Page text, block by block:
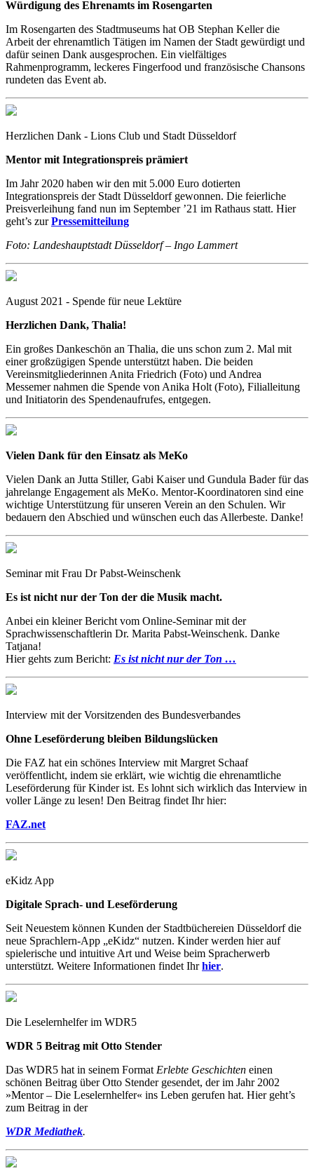
Würdigung des Ehrenamts im Rosengarten
Im Rosengarten des Stadtmuseums hat OB Stephan Keller die
Arbeit der ehrenamtlich Tätigen im Namen der Stadt gewürdigt und
dafür seinen Dank ausgesprochen. Ein vielfältiges
Rahmenprogramm, leckeres Fingerfood und französische Chansons
rundeten das Event ab.
Herzlichen Dank - Lions Club und Stadt Düsseldorf
Mentor mit Integrationspreis prämiert
Im Jahr 2020 haben wir den mit 5.000 Euro dotierten
Integrationspreis der Stadt Düsseldorf gewonnen. Die feierliche
Preisverleihung fand nun im September ’21 im Rathaus statt. Hier
geht’s zurPressemitteilung
Foto: Landeshauptstadt Düsseldorf – Ingo Lammert
August 2021 - Spende für neue Lektüre
Herzlichen Dank, Thalia!
Ein großes Dankeschön an Thalia, die uns schon zum 2. Mal mit
einer großzügigen Spende unterstützt haben. Die beiden
Vereinsmitgliederinnen Anita Friedrich (Foto) und Andrea
Messemer nahmen die Spende von Anika Holt (Foto), Filialleitung
und Initiatorin des Spendenaufrufes, entgegen.
Vielen Dank für den Einsatz als MeKo
Vielen Dank an Jutta Stiller, Gabi Kaiser und Gundula Bader für das
jahrelange Engagement als MeKo. Mentor-Koordinatoren sind eine
wichtige Unterstützung für unseren Verein an den Schulen. Wir
bedauern den Abschied und wünschen euch das Allerbeste. Danke!
Seminar mit Frau Dr Pabst-Weinschenk
Es ist nicht nur der Ton der die Musik macht.
Anbei ein kleiner Bericht vom Online-Seminar mit der
Sprachwissenschaftlerin Dr. Marita Pabst-Weinschenk. Danke
Tatjana!
Hier gehts zum Bericht: Es ist nicht nur der Ton …
Interview mit der Vorsitzenden des Bundesverbandes
Ohne Leseförderung bleiben Bildungslücken
Die FAZ hat ein schönes Interview mit Margret Schaaf
veröffentlicht, indem sie erklärt, wie wichtig die ehrenamtliche
Leseförderung für Kinder ist. Es lohnt sich wirklich das Interview in
voller Länge zu lesen! Den Beitrag findet Ihr hier:
FAZ.net
eKidz App
Digitale Sprach- und Leseförderung
Seit Neuestem können Kunden der Stadtbüchereien Düsseldorf die
neue Sprachlern-App „eKidz“ nutzen. Kinder werden hier auf
spielerische und intuitive Art und Weise beim Spracherwerb
unterstützt. Weitere Informationen findet Ihrhier.
Die Leselernhelfer im WDR5
WDR 5 Beitrag mit Otto Stender
Das WDR5 hat in seinem Format Erlebte Geschichten einen
schönen Beitrag über Otto Stender gesendet, der im Jahr 2002
»Mentor – Die Leselernhelfer« ins Leben gerufen hat. Hier geht’s
zum Beitrag in der
WDR Mediathek.